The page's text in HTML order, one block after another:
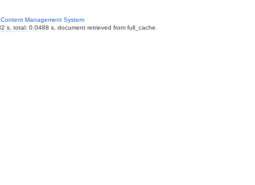
Management System
s, total: 0.0488 s, document retrieved from full_cache.